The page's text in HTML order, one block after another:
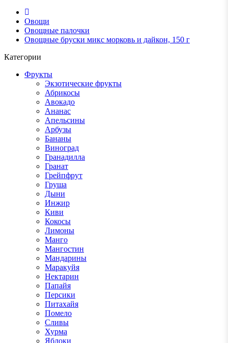
Овощи
Овощные палочки
Овощные бруски микс морковь и дайкон, 150 г
Категории
Фрукты
Экзотические фрукты
Абрикосы
Авокадо
Ананас
Апельсины
Арбузы
Бананы
Виноград
Гранадилла
Гранат
Грейпфрут
Груша
Дыни
Инжир
Киви
Кокосы
Лимоны
Манго
Мангостин
Мандарины
Маракуйя
Нектарин
Папайя
Персики
Питахайя
Помело
Сливы
Хурма
Яблоки